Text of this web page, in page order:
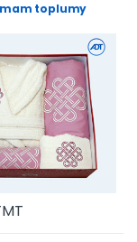
toplumy